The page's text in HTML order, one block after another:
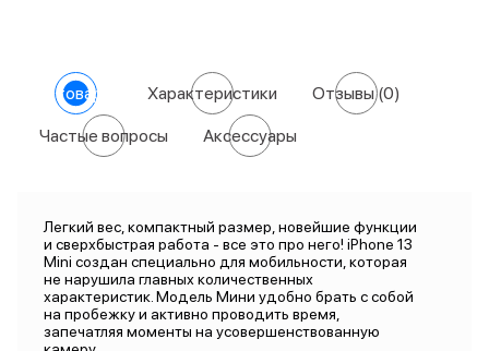
О товаре Характеристики Отзывы(0)
Частые вопросы Аксессуары
Легкий вес, компактный размер, новейшие функции
и сверхбыстрая работа - все это про него! iPhone 13
Mini создан специально для мобильности, которая
не нарушила главных количественных
характеристик. Модель Мини удобно брать с собой
на пробежку и активно проводить время,
запечатляя моменты на усовершенствованную